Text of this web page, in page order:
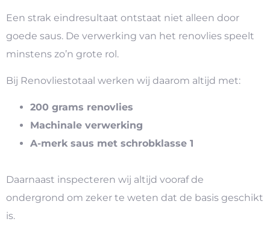
Een strak eindresultaat ontstaat niet alleen door
goede saus. De verwerking van het renovlies speelt
minstens zo’n grote rol.
Bij Renovliestotaal werken wij daarom altijd met:
200 grams renovlies
Machinale verwerking
A-merk saus met schrobklasse 1
Daarnaast inspecteren wij altijd vooraf de
ondergrond om zeker te weten dat de basis geschikt
is.